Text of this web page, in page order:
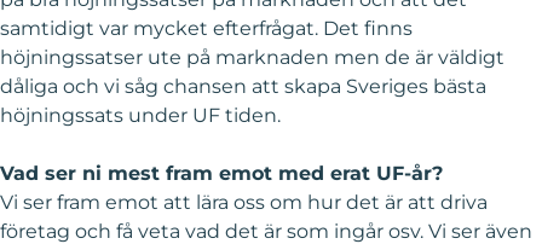
samtidigt var mycket efterfrågat. Det finns
höjningssatser ute på marknaden men de är väldigt
dåliga och vi såg chansen att skapa Sveriges bästa
höjningssats under UF tiden.
Vad ser ni mest fram emot med erat UF-år?
Vi ser fram emot att lära oss om hur det är att driva
företag och få veta vad det är som ingår osv. Vi ser även